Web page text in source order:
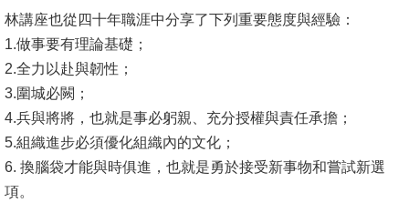
耕
辦
法
及
文
件
心
林講座也從四十年職涯中分享了下列重要態度與經驗：
1.做事要有理論基礎；
2.全力以赴與韌性；
3.圍城必闕；
4.兵與將將，也就是事必躬親、充分授權與責任承擔；
5.組織進步必須優化組織內的文化；
6. 換腦袋才能與時俱進，也就是勇於接受新事物和嘗試新選
項。